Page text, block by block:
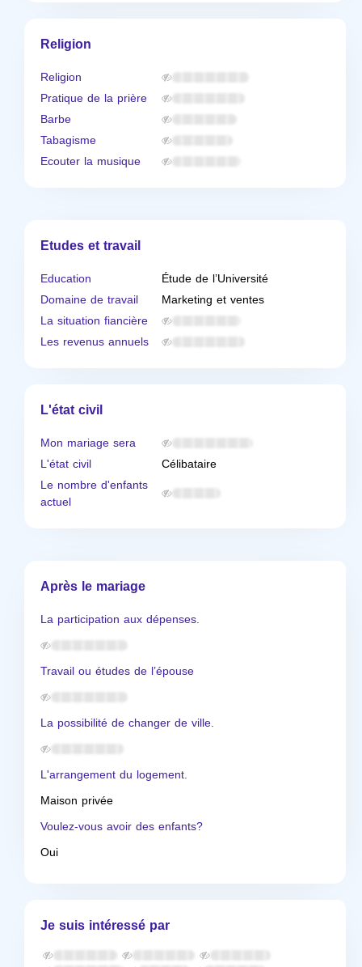
Religion
Religion
Pratique de la prière
Barbe
Tabagisme
Ecouter la musique
Etudes et travail
Education
Étude de l’Université
Domaine de travail
Marketing et ventes
La situation fiancière
Les revenus annuels
L'état civil
Mon mariage sera
L'état civil
Célibataire
Le nombre d'enfants
actuel
Après le mariage
La participation aux dépenses.
Travail ou études de l’épouse
La possibilité de changer de ville.
L'arrangement du logement.
Maison privée
Voulez-vous avoir des enfants?
Oui
Je suis intéressé par